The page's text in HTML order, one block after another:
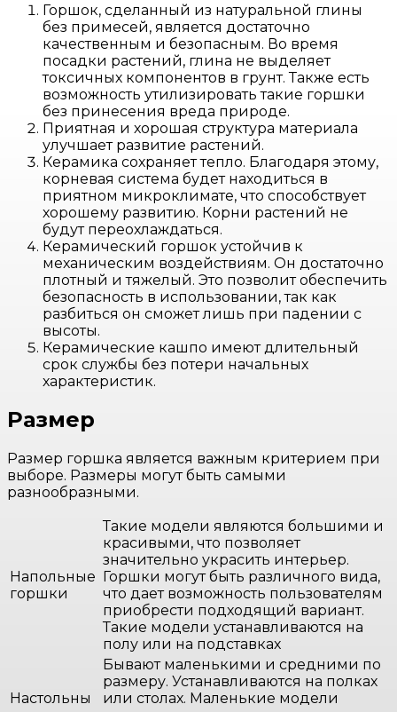
Горшок, сделанный из натуральной глины
без примесей, является достаточно
качественным и безопасным. Во время
посадки растений, глина не выделяет
токсичных компонентов в грунт. Также есть
возможность утилизировать такие горшки
без принесения вреда природе.
Приятная и хорошая структура материала
улучшает развитие растений.
Керамика сохраняет тепло. Благодаря этому,
корневая система будет находиться в
приятном микроклимате, что способствует
хорошему развитию. Корни растений не
будут переохлаждаться.
Керамический горшок устойчив к
механическим воздействиям. Он достаточно
плотный и тяжелый. Это позволит обеспечить
безопасность в использовании, так как
разбиться он сможет лишь при падении с
высоты.
Керамические кашпо имеют длительный
срок службы без потери начальных
характеристик.
Размер
Размер горшка является важным критерием при
выборе. Размеры могут быть самыми
разнообразными.
Напольные
горшки
Такие модели являются большими и
красивыми, что позволяет
значительно украсить интерьер.
Горшки могут быть различного вида,
что дает возможность пользователям
приобрести подходящий вариант.
Такие модели устанавливаются на
полу или на подставках
Настольны
Бывают маленькими и средними по
размеру. Устанавливаются на полках
или столах. Маленькие модели